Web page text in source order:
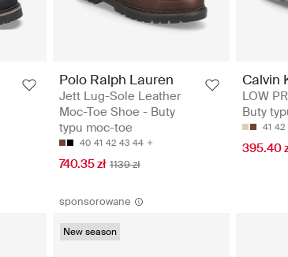
Polo Ralph Lauren
Jett Lug-Sole Leather
Moc-Toe Shoe - Buty
typu moc-toe
40 41 42 43 44
740.35 zł 1139 zł
Calvin
LOW
Buty
41 42
395.40
sponsorowane
New season